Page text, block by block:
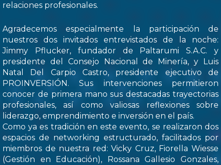
relaciones profesionales.
Agradecemos especialmente la participación de
nuestros dos invitados entrevistados de la noche:
Jimmy Pflucker, fundador de Paltarumi S.A.C. y
presidente del Consejo Nacional de Minería, y Luis
Natal Del Carpio Castro, presidente ejecutivo de
PROINVERSIÓN. Sus intervenciones permitieron
conocer de primera mano sus destacadas trayectorias
profesionales, así como valiosas reflexiones sobre
liderazgo, emprendimiento e inversión en el país.
Como ya es tradición en este evento, se realizaron dos
espacios de networking estructurado, facilitados por
miembros de nuestra red: Vicky Cruz, Fiorella Wiesse
(Gestión en Educación), Rossana Gallesio Gonzales,